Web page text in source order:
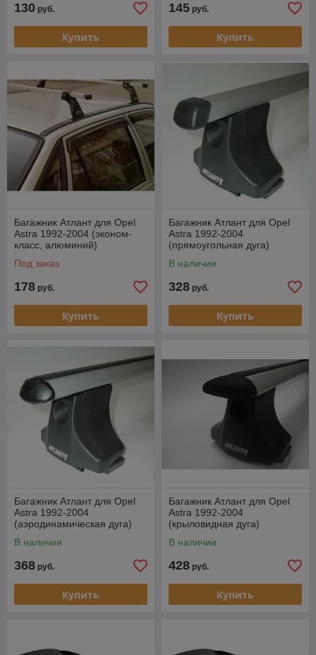
130 руб.
Купить
145 руб.
Купить
Багажник Атлант для Opel
Astra 1992-2004 (эконом-
класс, алюминий)
Под заказ
178 руб.
Купить
Багажник Атлант для Opel
Astra 1992-2004
(прямоугольная дуга)
В наличии
328 руб.
Купить
Багажник Атлант для Opel
Astra 1992-2004
(аэродинамическая дуга)
В наличии
368 руб.
Купить
Багажник Атлант для Opel
Astra 1992-2004
(крыловидная дуга)
В наличии
428 руб.
Купить